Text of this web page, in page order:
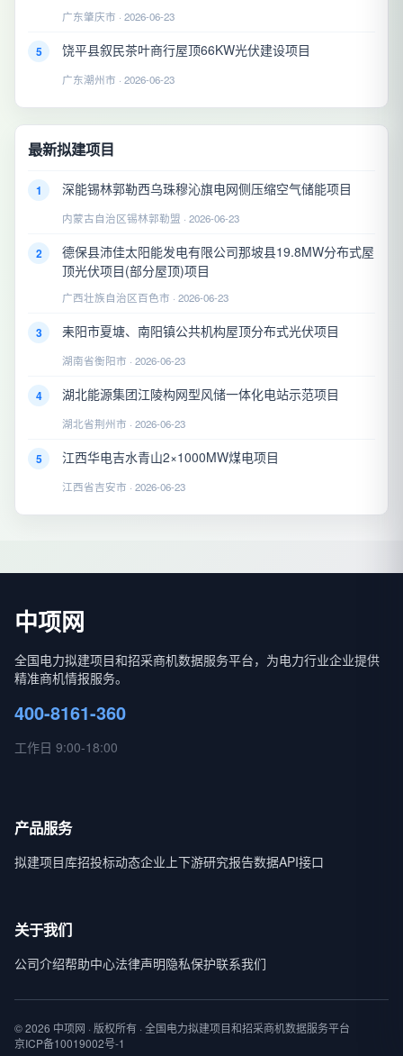
广东肇庆市 · 2026-06-23
5 饶平县叙民茶叶商行屋顶66KW光伏建设项目
广东潮州市 · 2026-06-23
最新拟建项目
1 深能锡林郭勒西乌珠穆沁旗电网侧压缩空气储能项目
内蒙古自治区锡林郭勒盟 · 2026-06-23
2
德保县沛佳太阳能发电有限公司那坡县19.8MW分布式屋
顶光伏项目(部分屋顶)项目
广西壮族自治区百色市 · 2026-06-23
3 耒阳市夏塘、南阳镇公共机构屋顶分布式光伏项目
湖南省衡阳市 · 2026-06-23
4 湖北能源集团江陵构网型风储一体化电站示范项目
湖北省荆州市 · 2026-06-23
5 江西华电吉水青山2×1000MW煤电项目
江西省吉安市 · 2026-06-23
中项网
全国电力拟建项目和招采商机数据服务平台，为电力行业企业提供
精准商机情报服务。
400-8161-360
工作日 9:00-18:00
产品服务
拟建项目库招投标动态企业上下游研究报告数据API接口
关于我们
公司介绍帮助中心法律声明隐私保护联系我们
© 2026 中项网 · 版权所有 · 全国电力拟建项目和招采商机数据服务平台
京ICP备10019002号-1